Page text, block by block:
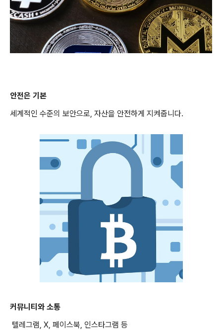
안전은 기본
세계적인 수준의 보안으로, 자산을 안전하게 지켜줍니다.
커뮤니티와 소통
텔레그램, X, 페이스북, 인스타그램 등